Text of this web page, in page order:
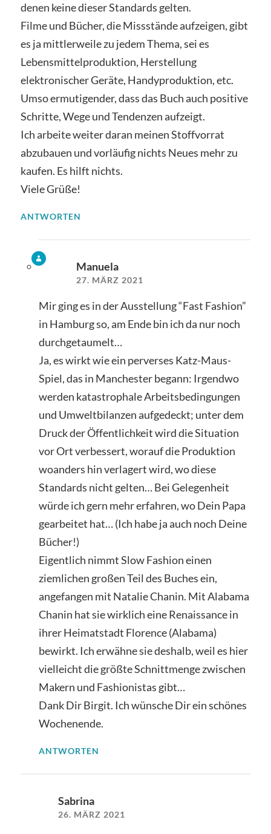
denen keine dieser Standards gelten.
Filme und Bücher, die Missstände aufzeigen, gibt
es ja mittlerweile zu jedem Thema, sei es
Lebensmittelproduktion, Herstellung
elektronischer Geräte, Handyproduktion, etc.
Umso ermutigender, dass das Buch auch positive
Schritte, Wege und Tendenzen aufzeigt.
Ich arbeite weiter daran meinen Stoffvorrat
abzubauen und vorläufig nichts Neues mehr zu
kaufen. Es hilft nichts.
Viele Grüße!
ANTWORTEN
Manuela
27. MÄRZ 2021
Mir ging es in der Ausstellung “Fast Fashion”
in Hamburg so, am Ende bin ich da nur noch
durchgetaumelt…
Ja, es wirkt wie ein perverses Katz-Maus-
Spiel, das in Manchester begann: Irgendwo
werden katastrophale Arbeitsbedingungen
und Umweltbilanzen aufgedeckt; unter dem
Druck der Öffentlichkeit wird die Situation
vor Ort verbessert, worauf die Produktion
woanders hin verlagert wird, wo diese
Standards nicht gelten… Bei Gelegenheit
würde ich gern mehr erfahren, wo Dein Papa
gearbeitet hat… (Ich habe ja auch noch Deine
Bücher!)
Eigentlich nimmt Slow Fashion einen
ziemlichen großen Teil des Buches ein,
angefangen mit Natalie Chanin. Mit Alabama
Chanin hat sie wirklich eine Renaissance in
ihrer Heimatstadt Florence (Alabama)
bewirkt. Ich erwähne sie deshalb, weil es hier
vielleicht die größte Schnittmenge zwischen
Makern und Fashionistas gibt…
Dank Dir Birgit. Ich wünsche Dir ein schönes
Wochenende.
ANTWORTEN
Sabrina
26. MÄRZ 2021